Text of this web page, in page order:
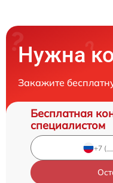
Нужна
Закажите
Бесплатная
специалистом